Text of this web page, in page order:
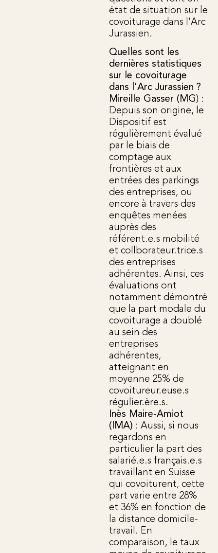
état de situation sur le
covoiturage dans l’Arc
Jurassien.
Quelles sont les
dernières statistiques
sur le covoiturage
dans l’Arc Jurassien ?
Mireille Gasser (MG) :
Depuis son origine, le
Dispositif est
régulièrement évalué
par le biais de
comptage aux
frontières et aux
entrées des parkings
des entreprises, ou
encore à travers des
enquêtes menées
auprès des
référent.e.s mobilité
et collborateur.trice.s
des entreprises
adhérentes. Ainsi, ces
évaluations ont
notamment démontré
que la part modale du
covoiturage a doublé
au sein des
entreprises
adhérentes,
atteignant en
moyenne 25% de
covoitureur.euse.s
régulier.ère.s.
Inès Maire-Amiot
(IMA) : Aussi, si nous
regardons en
particulier la part des
salarié.e.s français.e.s
travaillant en Suisse
qui covoiturent, cette
part varie entre 28%
et 36% en fonction de
la distance domicile-
travail. En
comparaison, le taux